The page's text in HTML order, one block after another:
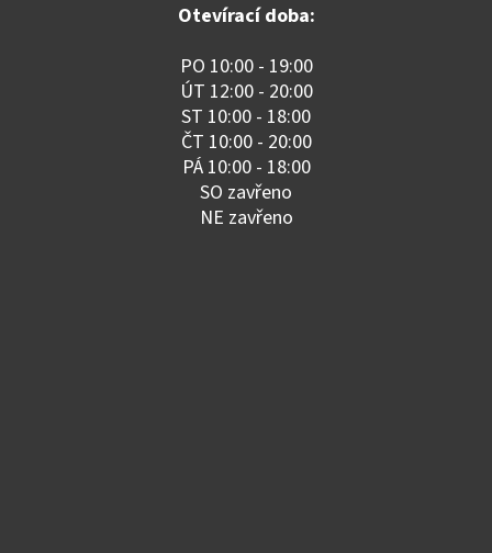
Otevírací doba:
PO 10:00 - 19:00
ÚT 12:00 - 20:00
ST 10:00 - 18:00
ČT 10:00 - 20:00
PÁ 10:00 - 18:00
SO zavřeno
NE zavřeno